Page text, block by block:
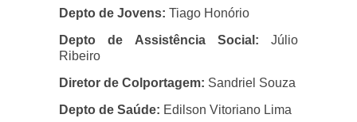
Depto de Jovens: Tiago Honório
Depto de Assistência Social: Júlio
Ribeiro
Diretor de Colportagem: Sandriel Souza
Depto de Saúde: Edilson Vitoriano Lima